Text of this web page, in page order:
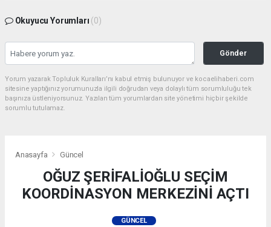
Okuyucu Yorumları (0)
Gönder
Yorum yazarak Topluluk Kuralları’nı kabul etmiş bulunuyor ve kocaelihaberi.com
sitesine yaptığınız yorumunuzla ilgili doğrudan veya dolaylı tüm sorumluluğu tek
başınıza üstleniyorsunuz. Yazılan tüm yorumlardan site yönetimi hiçbir şekilde
sorumlu tutulamaz.
Anasayfa Güncel
OĞUZ ŞERİFALİOĞLU SEÇİM
KOORDİNASYON MERKEZİNİ AÇTI
GÜNCEL